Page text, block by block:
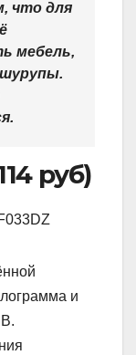
что для
мебель,
руб)
и